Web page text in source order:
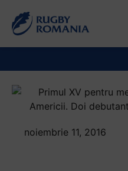
noiembrie 11, 2016